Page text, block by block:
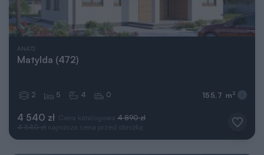
AN472
Matylda (472)
4 540 zł Cena katalogowa 4 890 zł
4 540 zł najniższa cena przed obniżką
2 5 4 0 155,7 m 2